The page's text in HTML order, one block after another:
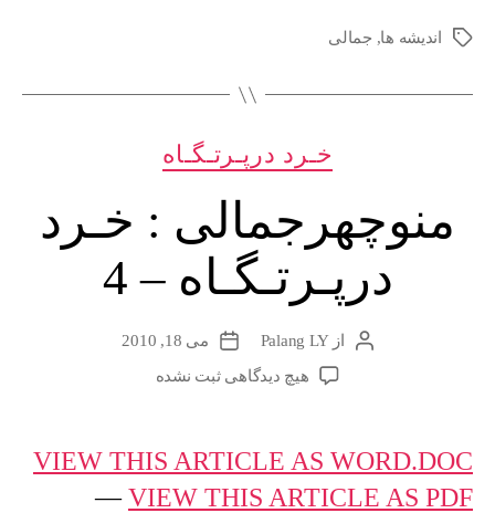
–
برچسب‌هااندیشه ها, جمالی
دسته‌ها
خـرد درپـرتـگـاه
منوچهرجمالی : خـرد
درپـرتـگـاه – 4
نویسندهٔ
نوشته
ازPalang LY
تاریخمی 18, 2010
هیچ دیدگاهیبرای
درپـرتـگـاه
–
ثبت نشده
VIEW THIS ARTICLE AS WORD.DOC
—VIEW THIS ARTICLE AS PDF